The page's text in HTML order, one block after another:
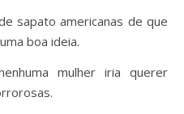
sapato americanas de que
boa ideia.
mulher iria querer